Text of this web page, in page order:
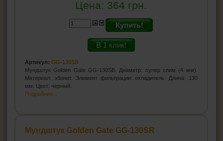
Цена: 364 грн.
Купить!
В 1 клик!
Артикул: GG-130SB
Мундштук Golden Gate GG-130SB. Диаметр: супер слим (4 мм).
Материал: эбонит. Элемент фильтрации: охладитель. Длина: 130
мм. Цвет: черный.
Подробнее...
Мундштук Golden Gate GG-130SR